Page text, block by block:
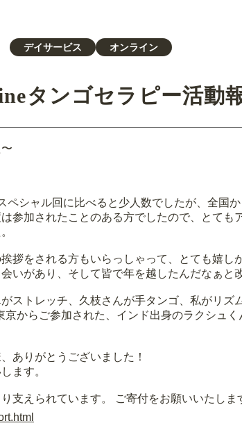
デイサービス オンライン
タンゴセラピー活動
ペシャル回に比べると少人数でしたが、全国
参加されたことのある方でしたので、とても
拶をされる方もいらっしゃって、とても嬉し
いがあり、そして皆で年を越したんだなぁと
ストレッチ、久枝さんが手タンゴ、私がリズ
からご参加された、インド出身のラクシュ
ありがとうございました！
ます。
支えられています。 ご寄付をお願いいたしま